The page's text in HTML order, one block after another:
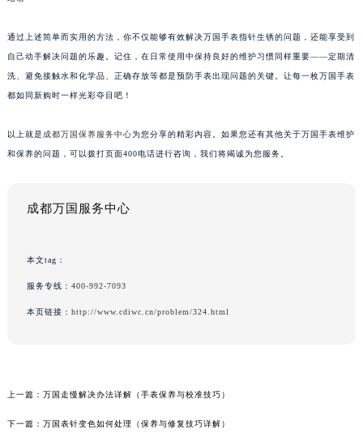
通过上述简单而实用的方法，你不仅能够有效解决万国手表指针生锈的问题，还能享受到
自己动手解决问题的乐趣。记住，在日常使用中保持良好的维护习惯同样重要——定期清
洗、避免接触水和化学品、正确存放等都是预防手表出现问题的关键。让每一枚万国手表
都如同新购时一样光彩夺目吧！
以上就是 成都万国保养服务中心为您分享的精彩内容。如果您还有其他关于万国手表维护
和保养的问题，可以拨打页面400电话进行咨询，我们将竭诚为您服务。
成都万国服务中心
本文tag：
服务专线： 400-992-7093
本页链接： http://www.cdiwc.cn/problem/324.html
上一篇： 万国走慢解决办法详解（手表保养与校准技巧）
下一篇： 万国表针变色如何处理（保养与修复技巧详解）